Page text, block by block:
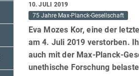
10. JULI 2019
75 Jahre Max-Planck-Gesellschaft
Eva Mozes Kor, eine der
am 4. Juli 2019 verstorben.
auch mit der Max-Planck-
unethische Forschung